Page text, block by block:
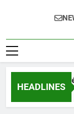
HEADLINES
pour réussir